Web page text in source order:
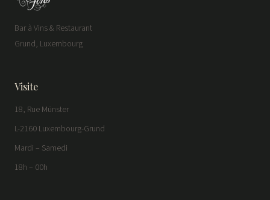
Bar à Vins & Restaurant
Grund, Luxembourg
Visite
18, Rue Münster
L-2160 Luxembourg-Grund
Mardi – Samedi
18h – 00h